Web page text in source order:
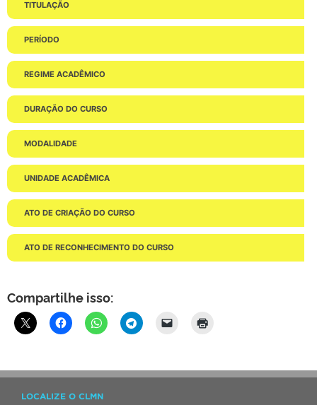
TITULAÇÃO
PERÍODO
REGIME ACADÊMICO
DURAÇÃO DO CURSO
MODALIDADE
UNIDADE ACADÊMICA
ATO DE CRIAÇÃO DO CURSO
ATO DE RECONHECIMENTO DO CURSO
Compartilhe isso:
LOCALIZE O CLMN